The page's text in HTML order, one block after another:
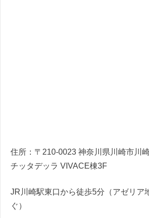
住所：〒210-0023 神奈川県川崎市川
チッタデッラ VIVACE棟3F
JR川崎駅東⼝から徒歩5分（アゼリア
ぐ）